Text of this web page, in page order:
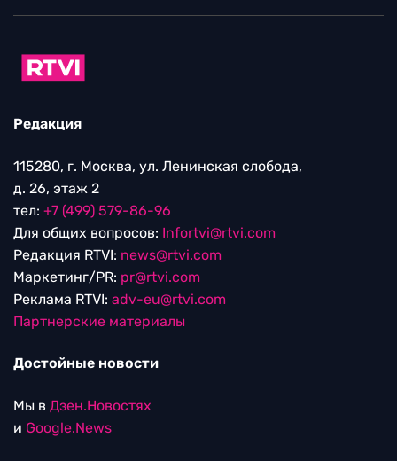
Редакция
115280, г. Москва, ул. Ленинская слобода,
д. 26, этаж 2
тел: +7 (499) 579-86-96
Для общих вопросов: Infortvi@rtvi.com
Редакция RTVI: news@rtvi.com
Маркетинг/PR: pr@rtvi.com
Реклама RTVI: adv-eu@rtvi.com
Партнерские материалы
Достойные новости
Мы в Дзен.Новостях
и Google.News